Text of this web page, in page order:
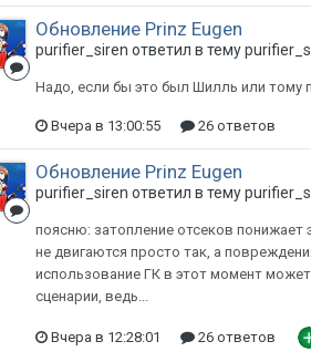
Обновление Prinz Eugen
purifier_siren ответил в тему
Надо, если бы это был Шилль или тому
Вчера в 13:00:55 26 ответов
Обновление Prinz Eugen
purifier_siren ответил в тему
поясню: затопление отсеков понижает
не двигаются просто так, а
использование ГК в этот момент
сценарии, ведь...
Вчера в 12:28:01 26 ответов